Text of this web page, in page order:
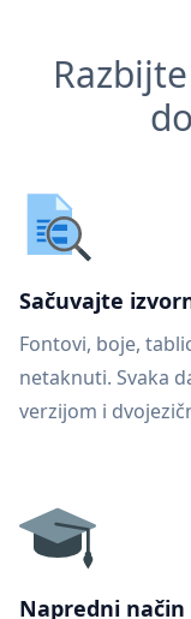
Sačuvajte
Fontovi, boje,
netaknuti. Svaka
verzijom i
Napredni